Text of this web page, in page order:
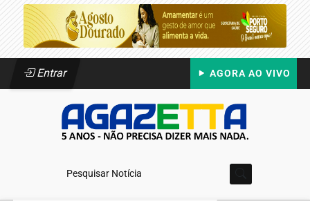
Entrar AGORA AO VIVO
Pesquisar Notícia